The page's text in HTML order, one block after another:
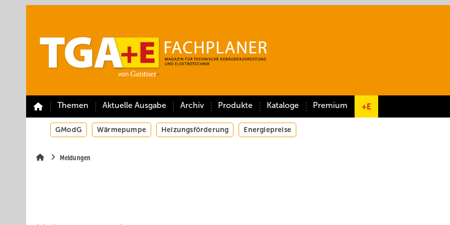
Themen Aktuelle Ausgabe Archiv Produkte Kataloge Premium +E
GModG Wärmepumpe Heizungsförderung Energiepreise
Meldungen